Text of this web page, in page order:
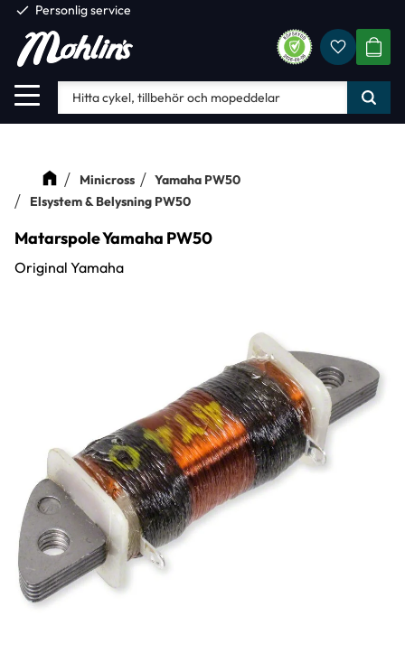
Meny
check Personlig service
Minicross
Yamaha PW50
Elsystem & Belysning PW50
Matarspole Yamaha PW50
Original Yamaha